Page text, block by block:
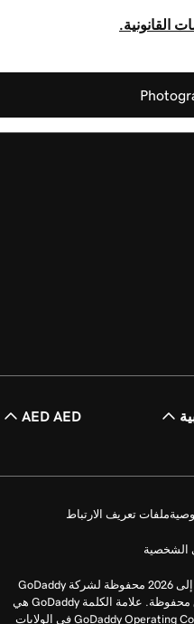
القانونية.
AED AED
ملفات تعريف الارتباط
الشخصية
حقوق الطبع والنشر © للأعوام من 1999 إلى 2026 محفوظة لشركة GoDaddy
Operating Company, LLC. جميع الحقوق محفوظة. علامة الكلمة GoDaddy هي
علامة تجارية مسجلة لشركة GoDaddy Operating Company, LLC في الولايات